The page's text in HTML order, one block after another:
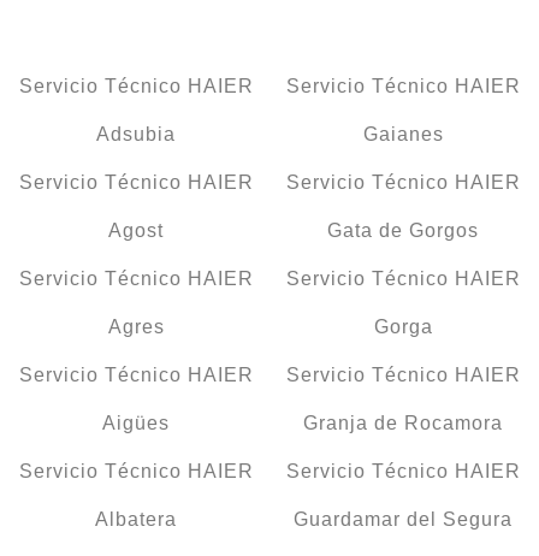
Servicio Técnico HAIER
Adsubia
Servicio Técnico HAIER
Agost
Servicio Técnico HAIER
Agres
Servicio Técnico HAIER
Aigües
Servicio Técnico HAIER
Albatera
Servicio Técnico HAIER
Gaianes
Servicio Técnico HAIER
Gata de Gorgos
Servicio Técnico HAIER
Gorga
Servicio Técnico HAIER
Granja de Rocamora
Servicio Técnico HAIER
Guardamar del Segura